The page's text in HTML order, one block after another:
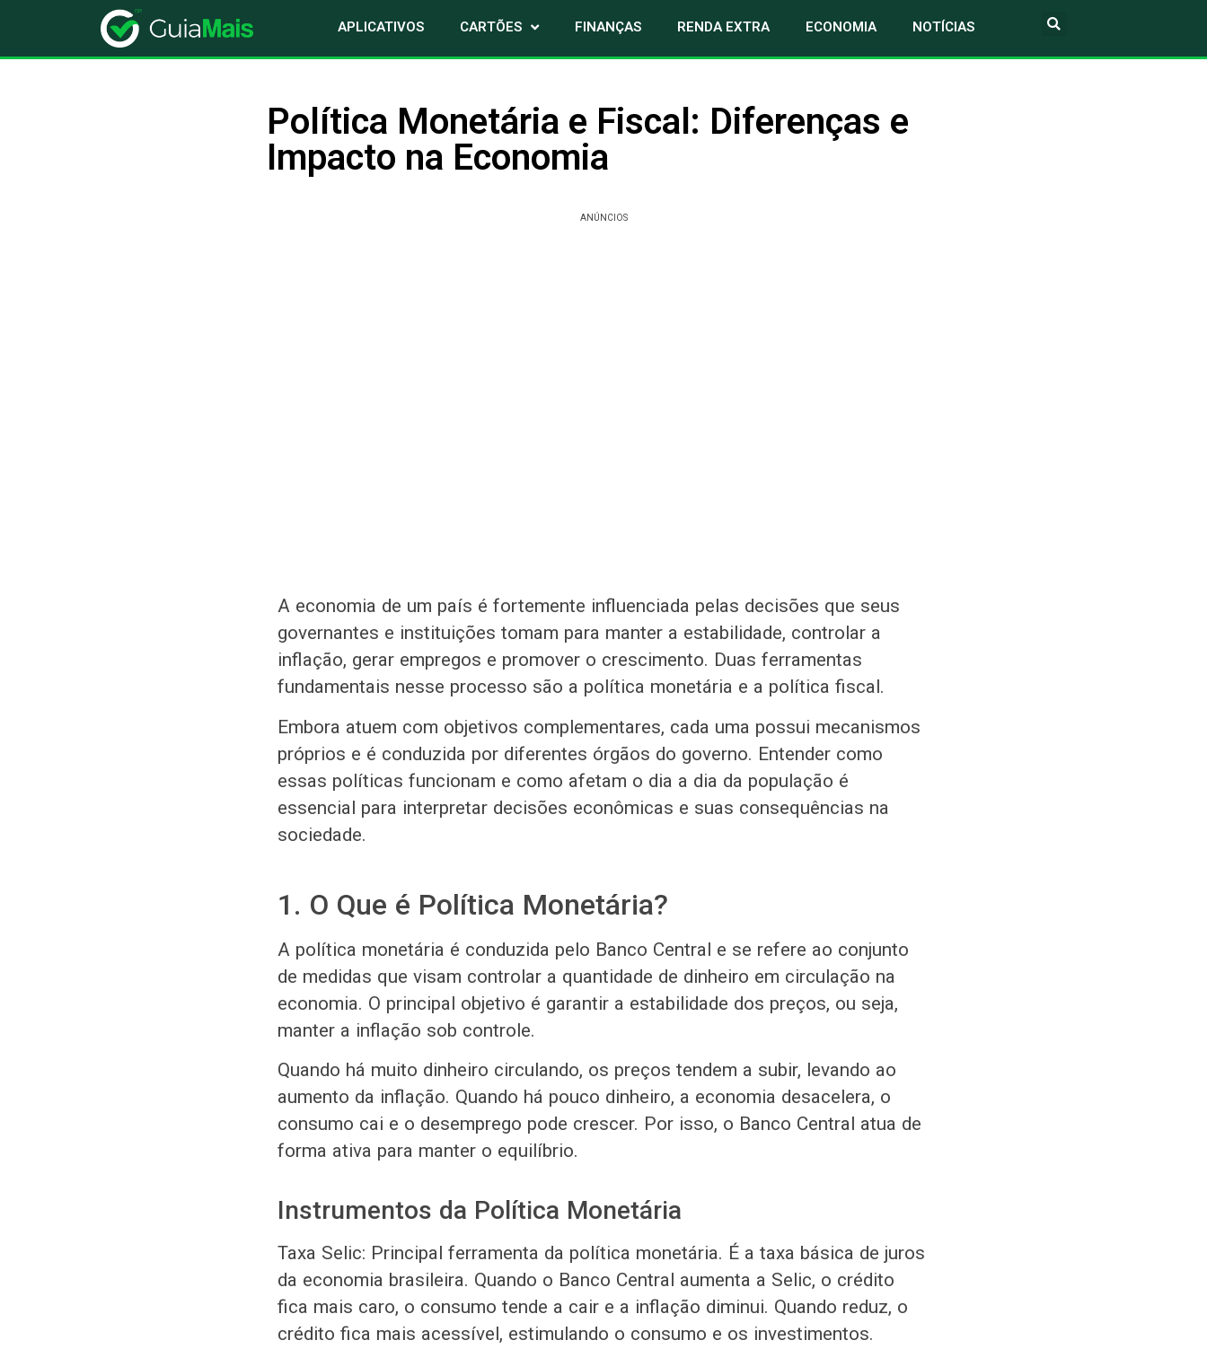
APLICATIVOS CARTÕES FINANÇAS RENDA EXTRA ECONOMIA NOTÍCIAS
Política Monetária e Fiscal: Diferenças e
Impacto na Economia
ANÚNCIOS
A economia de um país é fortemente influenciada pelas decisões que seus
governantes e instituições tomam para manter a estabilidade, controlar a
inflação, gerar empregos e promover o crescimento. Duas ferramentas
fundamentais nesse processo são a política monetária e a política fiscal.
Embora atuem com objetivos complementares, cada uma possui mecanismos
próprios e é conduzida por diferentes órgãos do governo. Entender como
essas políticas funcionam e como afetam o dia a dia da população é
essencial para interpretar decisões econômicas e suas consequências na
sociedade.
1. O Que é Política Monetária?
A política monetária é conduzida pelo Banco Central e se refere ao conjunto
de medidas que visam controlar a quantidade de dinheiro em circulação na
economia. O principal objetivo é garantir a estabilidade dos preços, ou seja,
manter a inflação sob controle.
Quando há muito dinheiro circulando, os preços tendem a subir, levando ao
aumento da inflação. Quando há pouco dinheiro, a economia desacelera, o
consumo cai e o desemprego pode crescer. Por isso, o Banco Central atua de
forma ativa para manter o equilíbrio.
Instrumentos da Política Monetária
Taxa Selic: Principal ferramenta da política monetária. É a taxa básica de juros
da economia brasileira. Quando o Banco Central aumenta a Selic, o crédito
fica mais caro, o consumo tende a cair e a inflação diminui. Quando reduz, o
crédito fica mais acessível, estimulando o consumo e os investimentos.